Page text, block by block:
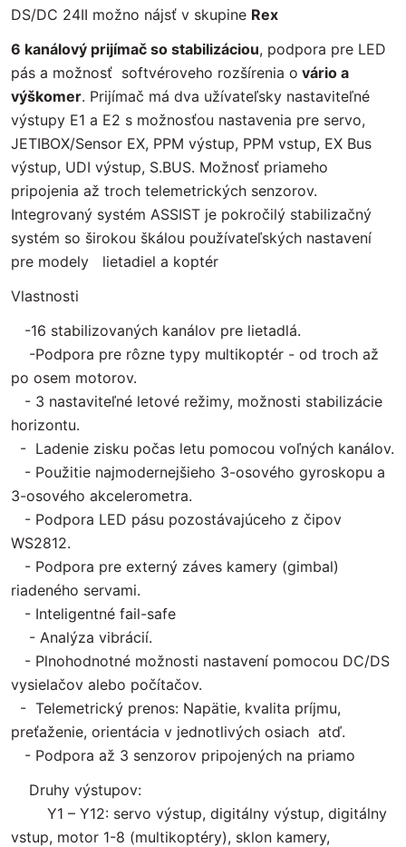
DS/DC 24II možno nájsť v skupine Rex
6 kanálový prijímač so stabilizáciou, podpora pre LED
pás a možnosť softvéroveho rozšírenia o vário a
výškomer. Prijímač má dva užívateľsky nastaviteľné
výstupy E1 a E2 s možnosťou nastavenia pre servo,
JETIBOX/Sensor EX, PPM výstup, PPM vstup, EX Bus
výstup, UDI výstup, S.BUS. Možnosť priameho
pripojenia až troch telemetrických senzorov.
Integrovaný systém ASSIST je pokročilý stabilizačný
systém so širokou škálou používateľských nastavení
pre modely lietadiel a koptér
Vlastnosti
-16 stabilizovaných kanálov pre lietadlá.
-Podpora pre rôzne typy multikoptér - od troch až
po osem motorov.
- 3 nastaviteľné letové režimy, možnosti stabilizácie
horizontu.
- Ladenie zisku počas letu pomocou voľných kanálov.
- Použitie najmodernejšieho 3-osového gyroskopu a
3-osového akcelerometra.
- Podpora LED pásu pozostávajúceho z čipov
WS2812.
- Podpora pre externý záves kamery (gimbal)
riadeného servami.
- Inteligentné fail-safe
- Analýza vibrácií.
- Plnohodnotné možnosti nastavení pomocou DC/DS
vysielačov alebo počítačov.
- Telemetrický prenos: Napätie, kvalita príjmu,
preťaženie, orientácia v jednotlivých osiach atď.
- Podpora až 3 senzorov pripojených na priamo
Druhy výstupov:
Y1 – Y12: servo výstup, digitálny výstup, digitálny
vstup, motor 1-8 (multikoptéry), sklon kamery,